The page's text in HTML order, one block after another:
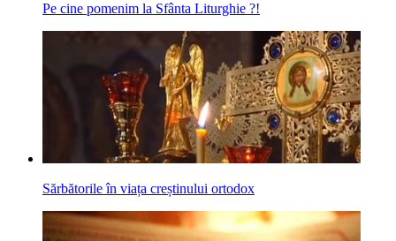
Pe cine pomenim la Sfânta Liturghie ?!
Sărbătorile în viața creștinului ortodox